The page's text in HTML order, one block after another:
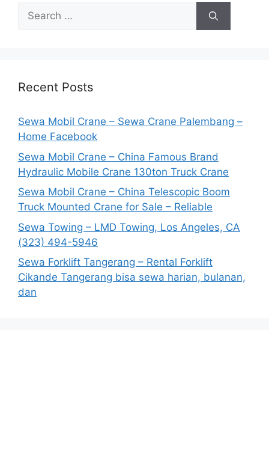
Search
for:
Recent Posts
Sewa Mobil Crane – Sewa Crane Palembang –
Home Facebook
Sewa Mobil Crane – China Famous Brand
Hydraulic Mobile Crane 130ton Truck Crane
Sewa Mobil Crane – China Telescopic Boom
Truck Mounted Crane for Sale – Reliable
Sewa Towing – LMD Towing, Los Angeles, CA
(323) 494-5946
Sewa Forklift Tangerang – Rental Forklift
Cikande Tangerang bisa sewa harian, bulanan,
dan